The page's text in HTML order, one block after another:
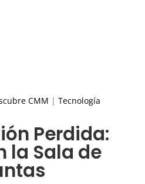
CMM | Tecnología
Perdida:
la Sala de